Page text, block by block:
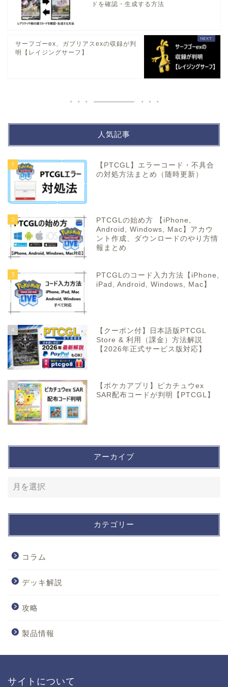
ドを確認・生成する方法
サーフゴーex、ガブリアスexの収録が判
明【レイジングサーフ】
人気記事
1
【PTCGL】エラーコード・不具合
の対処方法まとめ（随時更新）
2
PTCGLの始め方 【iPhone,
Android, Windows, Mac】アカウ
ント作成、ダウンロードのやり方情
報まとめ
3
PTCGLのコード入力方法【iPhone,
iPad, Android, Windows, Mac】
4
【クーポン付】日本語版PTCGL
Store & 利用（課金）方法解説
【2026年正式サービス版対応】
5
【ポケカアプリ】ピカチュウex
SAR配布コードが判明【PTCGL】
アーカイブ
カテゴリー
コラム
デッキ解説
攻略
製品情報
サイトについて